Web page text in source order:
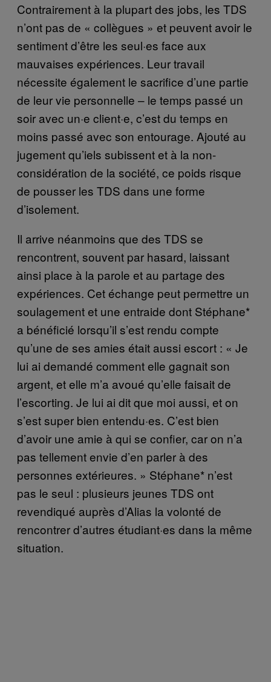
Contrairement à la plupart des jobs, les TDS
n’ont pas de « collègues » et peuvent avoir le
sentiment d’être les seul·es face aux
mauvaises expériences. Leur travail
nécessite également le sacrifice d’une partie
de leur vie personnelle – le temps passé un
soir avec un·e client·e, c’est du temps en
moins passé avec son entourage. Ajouté au
jugement qu’iels subissent et à la non-
considération de la société, ce poids risque
de pousser les TDS dans une forme
d’isolement.
Il arrive néanmoins que des TDS se
rencontrent, souvent par hasard, laissant
ainsi place à la parole et au partage des
expériences. Cet échange peut permettre un
soulagement et une entraide dont Stéphane*
a bénéficié lorsqu’il s’est rendu compte
qu’une de ses amies était aussi escort : « Je
lui ai demandé comment elle gagnait son
argent, et elle m’a avoué qu’elle faisait de
l’escorting. Je lui ai dit que moi aussi, et on
s’est super bien entendu·es. C’est bien
d’avoir une amie à qui se confier, car on n’a
pas tellement envie d’en parler à des
personnes extérieures. » Stéphane* n’est
pas le seul : plusieurs jeunes TDS ont
revendiqué auprès d’Alias la volonté de
rencontrer d’autres étudiant·es dans la même
situation.